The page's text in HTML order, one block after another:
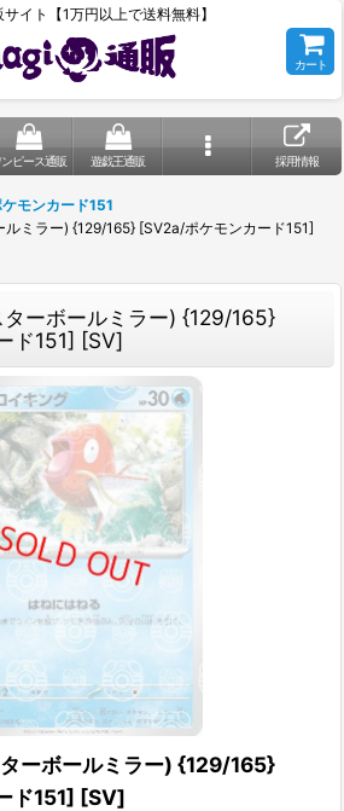
イト【1万円以上で送料無料】
カート
ンピース通販 遊戯王通販 採用情報
モンカード151
ミラー) {129/165} [SV2a/ポケモンカード151]
ーボールミラー) {129/165}
ド151] [SV]
ーボールミラー) {129/165}
ド151] [SV]